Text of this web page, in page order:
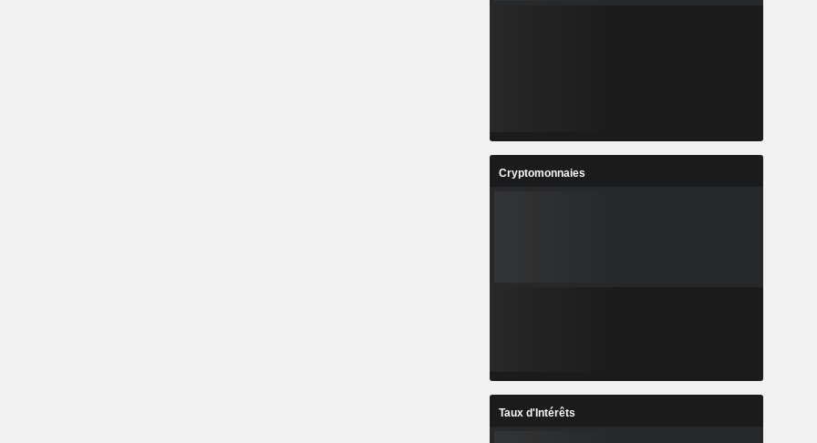
Cryptomonnaies
Taux d'Intérêts